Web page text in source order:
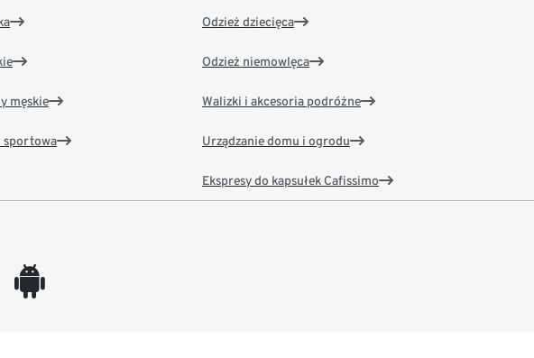
męskie
sportowa
Odzież dziecięca
Odzież niemowlęca
Walizki i akcesoria podróżne
Urządzanie domu i ogrodu
Ekspresy do kapsułek Cafissimo
android